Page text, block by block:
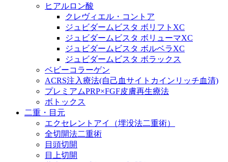
ヒアルロン酸
クレヴィエル・コントア
ジュビダームビスタ ボリフトXC
ジュビダームビスタ ボリューマXC
ジュビダームビスタ ボルベラXC
ジュビダームビスタ ボラックス
ベビーコラーゲン
ACRS注入療法(自己血サイトカインリッチ血清)
プレミアムPRP×FGF皮膚再生療法
ボトックス
二重・目元
エクセレントアイ（埋没法二重術）
全切開法二重術
目頭切開
目上切開